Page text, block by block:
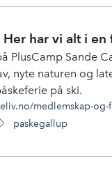
Her har vi alt i en
PlusCamp Sande
nyte naturen og
på ski.
medlemskap-
paskegallup